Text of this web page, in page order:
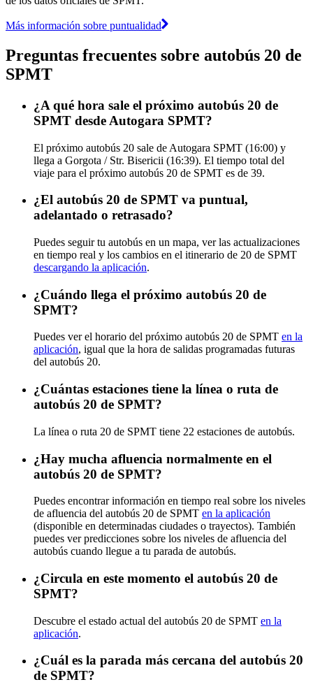
Más información sobre puntualidad
Preguntas frecuentes sobre autobús 20 de
SPMT
¿A qué hora sale el próximo autobús 20 de
SPMT desde Autogara SPMT?
El próximo autobús 20 sale de Autogara SPMT (16:00) y
llega a Gorgota / Str. Bisericii (16:39). El tiempo total del
viaje para el próximo autobús 20 de SPMT es de 39.
¿El autobús 20 de SPMT va puntual,
adelantado o retrasado?
Puedes seguir tu autobús en un mapa, ver las actualizaciones
en tiempo real y los cambios en el itinerario de 20 de SPMT
descargando la aplicación.
¿Cuándo llega el próximo autobús 20 de
SPMT?
Puedes ver el horario del próximo autobús 20 de SPMT en la
aplicación, igual que la hora de salidas programadas futuras
del autobús 20.
¿Cuántas estaciones tiene la línea o ruta de
autobús 20 de SPMT?
La línea o ruta 20 de SPMT tiene 22 estaciones de autobús.
¿Hay mucha afluencia normalmente en el
autobús 20 de SPMT?
Puedes encontrar información en tiempo real sobre los niveles
de afluencia del autobús 20 de SPMT en la aplicación
(disponible en determinadas ciudades o trayectos). También
puedes ver predicciones sobre los niveles de afluencia del
autobús cuando llegue a tu parada de autobús.
¿Circula en este momento el autobús 20 de
SPMT?
Descubre el estado actual del autobús 20 de SPMT en la
aplicación.
¿Cuál es la parada más cercana del autobús 20
de SPMT?